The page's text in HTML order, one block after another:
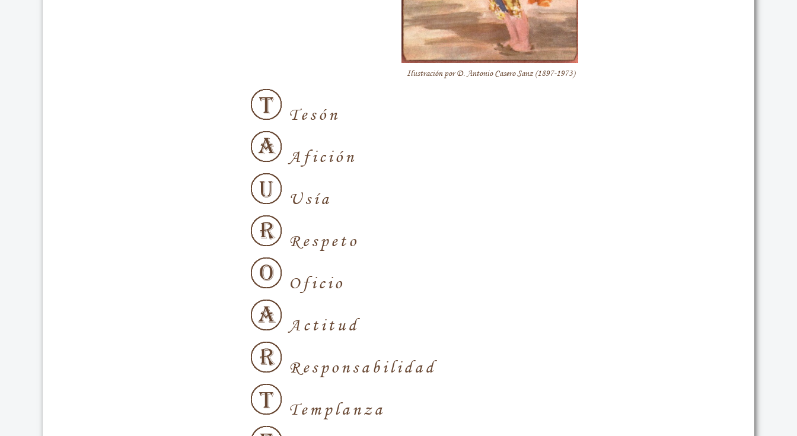
Ilustración por D. Antonio Casero Sanz (1897-1973)
Tesón
Afición
Usía
Respeto
Oficio
Actitud
Responsabilidad
Templanza